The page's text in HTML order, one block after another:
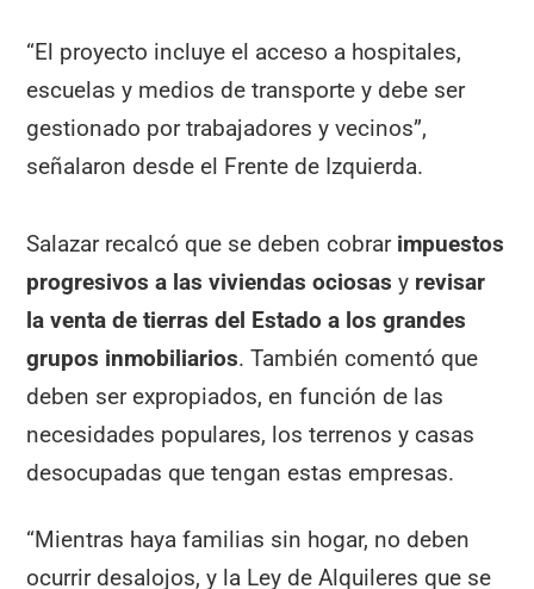
“El proyecto incluye el acceso a hospitales,
escuelas y medios de transporte y debe ser
gestionado por trabajadores y vecinos”,
señalaron desde el Frente de Izquierda.
Salazar recalcó que se deben cobrar impuestos
progresivos a las viviendas ociosas y revisar
la venta de tierras del Estado a los grandes
grupos inmobiliarios. También comentó que
deben ser expropiados, en función de las
necesidades populares, los terrenos y casas
desocupadas que tengan estas empresas.
“Mientras haya familias sin hogar, no deben
ocurrir desalojos, y la Ley de Alquileres que se